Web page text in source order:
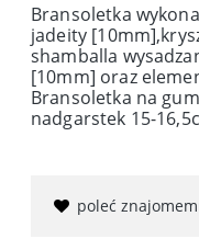
Bransoletka
jadeity
shamballa
[10mm] oraz
Bransoletka na
nadgarstek 15-
poleć